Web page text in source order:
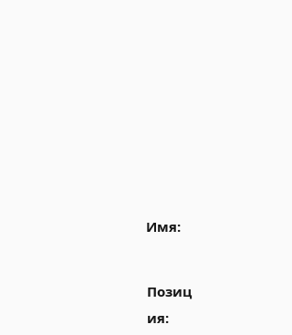
Имя:
Позиц
ия: